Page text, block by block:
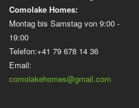
Comolake Homes:
Montag bis Samstag von 9:00 -
19:00
Telefon:+41 79 678 14 36
Email:
comolakehomes@gmail.com